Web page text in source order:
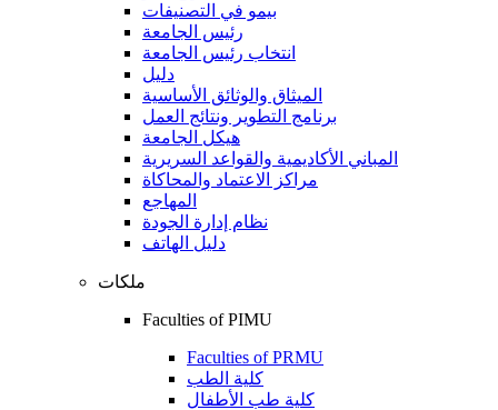
بيمو في التصنيفات
رئيس الجامعة
انتخاب رئيس الجامعة
دليل
الميثاق والوثائق الأساسية
برنامج التطوير ونتائج العمل
هيكل الجامعة
المباني الأكاديمية والقواعد السريرية
مراكز الاعتماد والمحاكاة
المهاجع
نظام إدارة الجودة
دليل الهاتف
ملكات
Faculties of PIMU
Faculties of PRMU
كلية الطب
كلية طب الأطفال